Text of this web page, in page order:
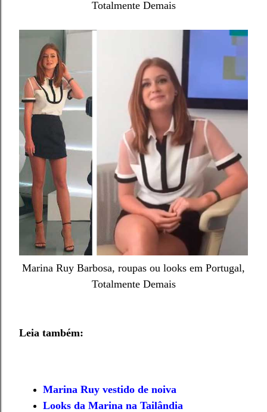
Totalmente Demais
Marina Ruy Barbosa, roupas ou looks em Portugal,
Totalmente Demais
Leia também:
Marina Ruy vestido de noiva
Looks da Marina na Tailândia